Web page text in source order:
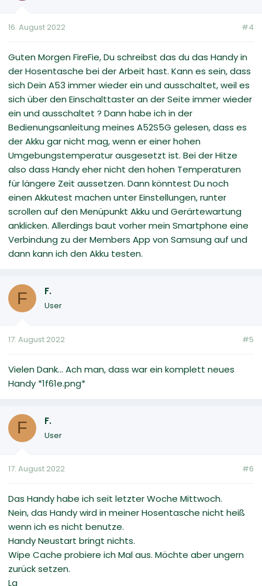
16. August 2022 #4
Guten Morgen FireFie, Du schreibst das du das Handy in
der Hosentasche bei der Arbeit hast. Kann es sein, dass
sich Dein A53 immer wieder ein und ausschaltet, weil es
sich über den Einschalttaster an der Seite immer wieder
ein und ausschaltet ? Dann habe ich in der
Bedienungsanleitung meines A52S5G gelesen, dass es
der Akku gar nicht mag, wenn er einer hohen
Umgebungstemperatur ausgesetzt ist. Bei der Hitze
also dass Handy eher nicht den hohen Temperaturen
für längere Zeit aussetzen. Dann könntest Du noch
einen Akkutest machen unter Einstellungen, runter
scrollen auf den Menüpunkt Akku und Gerärtewartung
anklicken. Allerdings baut vorher mein Smartphone eine
Verbindung zu der Members App von Samsung auf und
dann kann ich den Akku testen.
F F.
User
17. August 2022 #5
Vielen Dank... Ach man, dass war ein komplett neues
Handy *1f61e.png*
F F.
User
17. August 2022 #6
Das Handy habe ich seit letzter Woche Mittwoch.
Nein, das Handy wird in meiner Hosentasche nicht heiß
wenn ich es nicht benutze.
Handy Neustart bringt nichts.
Wipe Cache probiere ich Mal aus. Möchte aber ungern
zurück setzen.
Lg